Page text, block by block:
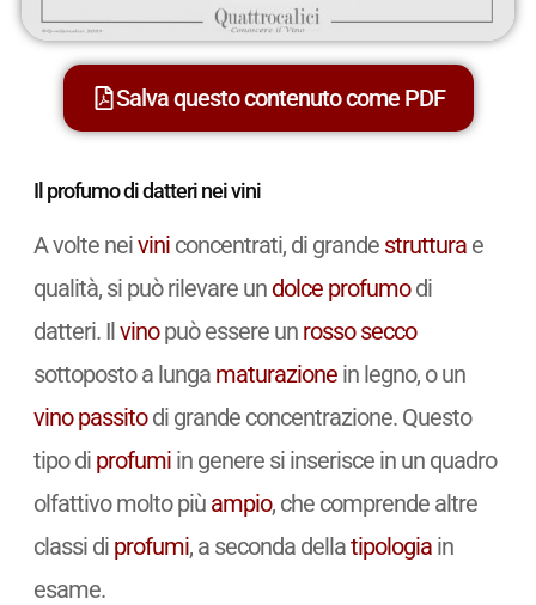
Salva questo contenuto come PDF
Il profumo di datteri nei vini
A volte neiviniconcentrati, di grande strutturae
qualità, si può rilevare un dolce profumodi
datteri. Ilvinopuò essere un rosso secco
sottoposto a lunga maturazionein legno, o un
vino passitodi grande concentrazione. Questo
tipo di profumiin genere si inserisce in un quadro
olfattivo molto più ampio, che comprende altre
classi di profumi, a seconda dellatipologiain
esame.